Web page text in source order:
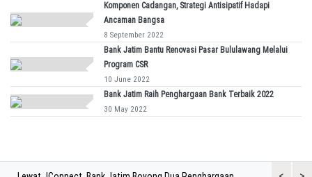
Komponen Cadangan, Strategi Antisipatif Hadapi
Ancaman Bangsa
8 September 2022
Bank Jatim Bantu Renovasi Pasar Bululawang Melalui
Program CSR
10 June 2022
Bank Jatim Raih Penghargaan Bank Terbaik 2022
30 May 2022